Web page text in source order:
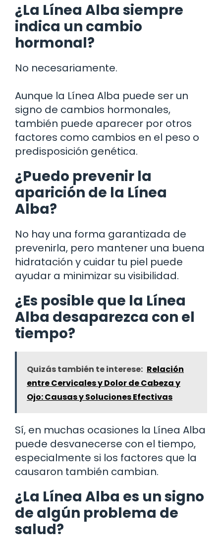
¿La Línea Alba siempre
indica un cambio
hormonal?
No necesariamente.
Aunque la Línea Alba puede ser un
signo de cambios hormonales,
también puede aparecer por otros
factores como cambios en el peso o
predisposición genética.
¿Puedo prevenir la
aparición de la Línea
Alba?
No hay una forma garantizada de
prevenirla, pero mantener una buena
hidratación y cuidar tu piel puede
ayudar a minimizar su visibilidad.
¿Es posible que la Línea
Alba desaparezca con el
tiempo?
Quizás también te interese: Relación
entre Cervicales y Dolor de Cabeza y
Ojo: Causas y Soluciones Efectivas
Sí, en muchas ocasiones la Línea Alba
puede desvanecerse con el tiempo,
especialmente si los factores que la
causaron también cambian.
¿La Línea Alba es un signo
de algún problema de
salud?